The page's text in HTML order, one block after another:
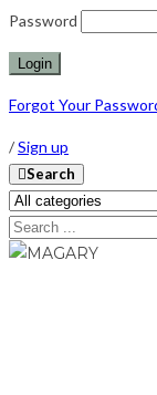
Password
Forgot Your
/Sign up
Search